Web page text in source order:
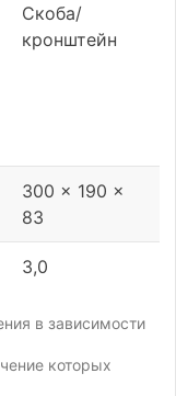
Скоба/
кронштейн
300 x 190 x
83
3,0
в зависимости
которых